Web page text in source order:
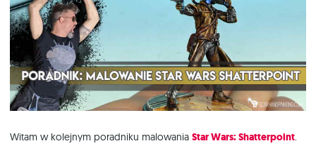
Witam w kolejnym poradniku malowania Star Wars: Shatterpoint.